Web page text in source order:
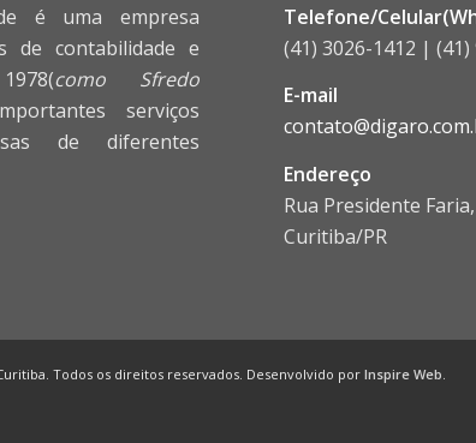
é uma empresa
de contabilidade e
como Sfredo
serviços
de diferentes
Telefone/
(41) 3026-1412 | (41)
E-mail
Endereço
Rua Presidente
Curitiba/PR
Todos os direitos reservados. Desenvolvido por Inspire Web